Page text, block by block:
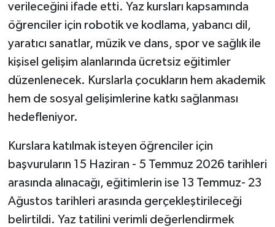
verileceğini ifade etti. Yaz kursları kapsamında
öğrenciler için robotik ve kodlama, yabancı dil,
yaratıcı sanatlar, müzik ve dans, spor ve sağlık ile
kişisel gelişim alanlarında ücretsiz eğitimler
düzenlenecek. Kurslarla çocukların hem akademik
hem de sosyal gelişimlerine katkı sağlanması
hedefleniyor.
Kurslara katılmak isteyen öğrenciler için
başvuruların 15 Haziran - 5 Temmuz 2026 tarihleri
arasında alınacağı, eğitimlerin ise 13 Temmuz- 23
Ağustos tarihleri arasında gerçekleştirileceği
belirtildi. Yaz tatilini verimli değerlendirmek